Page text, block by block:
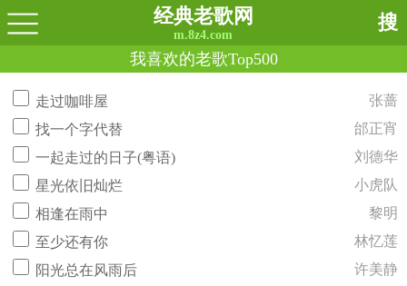
经典老歌网
m.8z4.com
搜
我喜欢的老歌Top500
走过咖啡屋
张蔷
找一个字代替
邰正宵
一起走过的日子(粤语)
刘德华
星光依旧灿烂
小虎队
相逢在雨中
黎明
至少还有你
林忆莲
阳光总在风雨后
许美静